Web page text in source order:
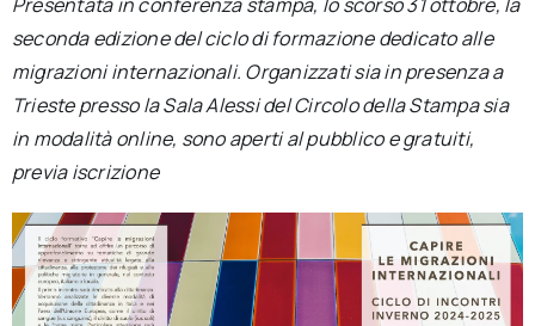
seconda edizione del ciclo di formazione dedicato alle
migrazioni internazionali. Organizzati sia in presenza a
Trieste presso la Sala Alessi del Circolo della Stampa sia
in modalità online, sono aperti al pubblico e gratuiti,
previa iscrizione